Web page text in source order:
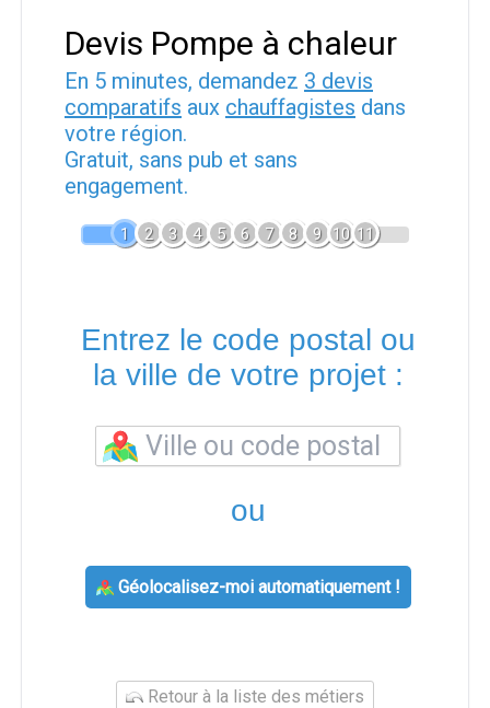
Devis Pompe à chaleur
En 5 minutes, demandez 3 devis
comparatifs aux chauffagistes dans
votre région.
Gratuit, sans pub et sans
engagement.
1 2 3 4 5 6 7 8 9 10 11
Entrez le code postal ou
la ville de votre projet :
ou
Géolocalisez-moi automatiquement !
Retour à la liste des métiers